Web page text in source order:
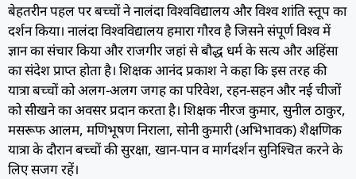
बेहतरीन पहल पर बच्चों ने नालंदा विश्वविद्यालय और विश्व शांति स्तूप का
दर्शन किया। नालंदा विश्वविद्यालय हमारा गौरव है जिसने संपूर्ण विश्व में
ज्ञान का संचार किया और राजगीर जहां से बौद्ध धर्म के सत्य और अहिंसा
का संदेश प्राप्त होता है। शिक्षक आनंद प्रकाश ने कहा कि इस तरह की
यात्रा बच्चों को अलग-अलग जगह का परिवेश, रहन-सहन और नई चीजों
को सीखने का अवसर प्रदान करता है। शिक्षक नीरज कुमार, सुनील ठाकुर,
मसरूफ आलम, मणिभूषण निराला, सोनी कुमारी (अभिभावक) शैक्षणिक
यात्रा के दौरान बच्चों की सुरक्षा, खान-पान व मार्गदर्शन सुनिश्चित करने के
लिए सजग रहें।